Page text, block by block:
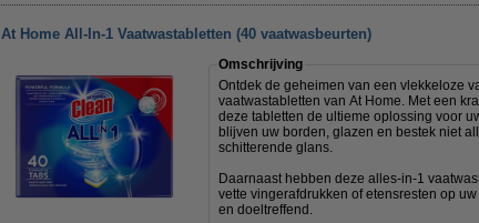
At Home All-In-1 Vaatwastabletten (40 vaatwasbeurten)
Omschrijving
Ontdek de geheimen van een vlekkeloze
vaatwastabletten van At Home. Met een
deze tabletten de ultieme oplossing voor
blijven uw borden, glazen en bestek niet
schitterende glans.
Daarnaast hebben deze alles-in-1
vette vingerafdrukken of etensresten op
en doeltreffend.